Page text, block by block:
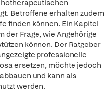
Betroffene erhalten zudem
finden können. Ein Kapitel
der Frage, wie Angehörige
können. Der Ratgeber
professionelle
ersetzen, möchte jedoch
und kann als
werden.